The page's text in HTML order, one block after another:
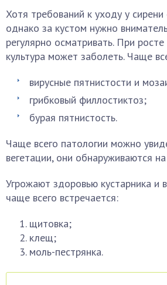
Хотя требований к уходу у
однако за кустом нужно
регулярно осматривать. При
культура может заболеть. Чаще
вирусные пятнистости и
грибковый филлостиктоз;
бурая пятнистость.
Чаще всего патологии можно
вегетации, они обнаруживаются
Угрожают здоровью кустарника и
чаще всего встречается:
щитовка;
клещ;
моль-пестрянка.